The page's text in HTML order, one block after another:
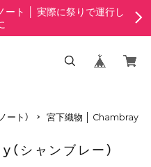
ート │ 実際に祭りで運行し
ート） 宮下織物 │ Chambray（
シャンブレー）